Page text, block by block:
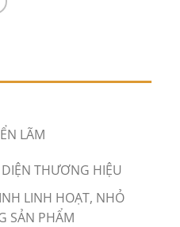
LÃM
THƯƠNG HIỆU
LINH HOẠT, NHỎ
SẢN PHẨM